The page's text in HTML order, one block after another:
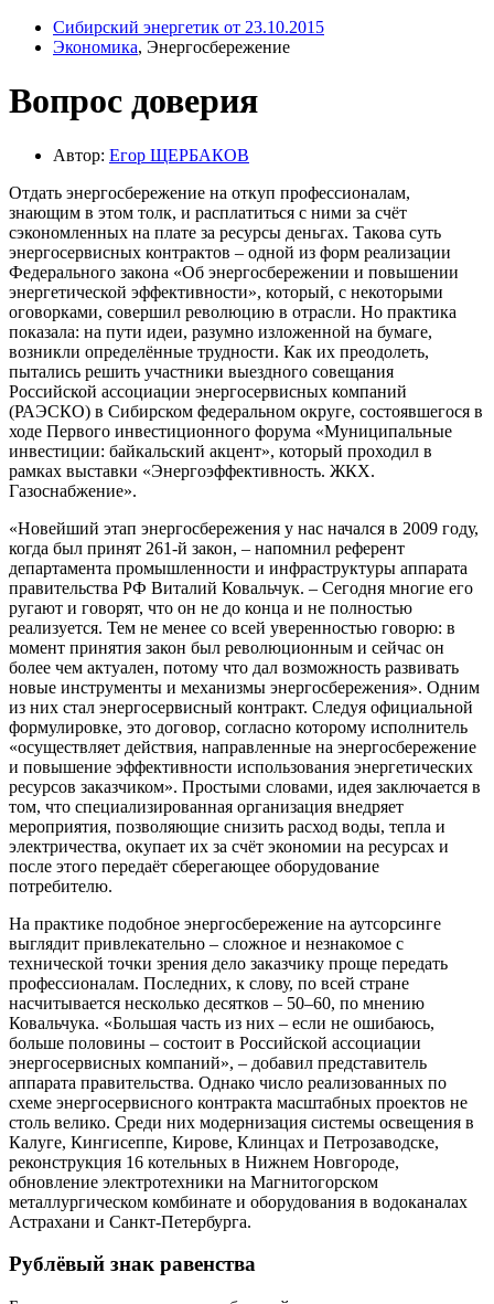
Сибирский энергетик от 23.10.2015
Экономика, Энергосбережение
Вопрос доверия
Автор: Егор ЩЕРБАКОВ
Отдать энергосбережение на откуп профессионалам,
знающим в этом толк, и расплатиться с ними за счёт
сэкономленных на плате за ресурсы деньгах. Такова суть
энергосервисных контрактов – одной из форм реализации
Федерального закона «Об энергосбережении и повышении
энергетической эффективности», который, с некоторыми
оговорками, совершил революцию в отрасли. Но практика
показала: на пути идеи, разумно изложенной на бумаге,
возникли определённые трудности. Как их преодолеть,
пытались решить участники выездного совещания
Российской ассоциации энергосервисных компаний
(РАЭСКО) в Сибирском федеральном округе, состоявшегося в
ходе Первого инвестиционного форума «Муниципальные
инвестиции: байкальский акцент», который проходил в
рамках выставки «Энергоэффективность. ЖКХ.
Газоснабжение».
«Новейший этап энергосбережения у нас начался в 2009 году,
когда был принят 261-й закон, – напомнил референт
департамента промышленности и инфраструктуры аппарата
правительства РФ Виталий Ковальчук. – Сегодня многие его
ругают и говорят, что он не до конца и не полностью
реализуется. Тем не менее со всей уверенностью говорю: в
момент принятия закон был революционным и сейчас он
более чем актуален, потому что дал возможность развивать
новые инструменты и механизмы энергосбережения». Одним
из них стал энергосервисный контракт. Следуя официальной
формулировке, это договор, согласно которому исполнитель
«осуществляет действия, направленные на энергосбережение
и повышение эффективности использования энергетических
ресурсов заказчиком». Простыми словами, идея заключается в
том, что специализированная организация внедряет
мероприятия, позволяющие снизить расход воды, тепла и
электричества, окупает их за счёт экономии на ресурсах и
после этого передаёт сберегающее оборудование
потребителю.
На практике подобное энергосбережение на аутсорсинге
выглядит привлекательно – сложное и незнакомое с
технической точки зрения дело заказчику проще передать
профессионалам. Последних, к слову, по всей стране
насчитывается несколько десятков – 50–60, по мнению
Ковальчука. «Большая часть из них – если не ошибаюсь,
больше половины – состоит в Российской ассоциации
энергосервисных компаний», – добавил представитель
аппарата правительства. Однако число реализованных по
схеме энергосервисного контракта масштабных проектов не
столь велико. Среди них модернизация системы освещения в
Калуге, Кингисеппе, Кирове, Клинцах и Петрозаводске,
реконструкция 16 котельных в Нижнем Новгороде,
обновление электротехники на Магнитогорском
металлургическом комбинате и оборудования в водоканалах
Астрахани и Санкт-Петербурга.
Рублёвый знак равенства